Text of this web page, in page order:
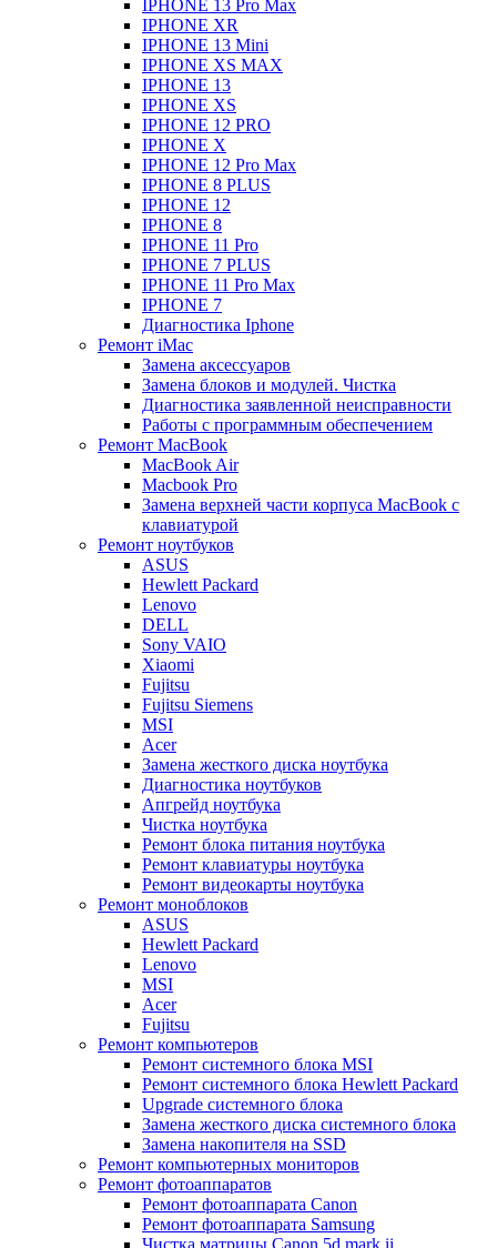
IPHONE 13 Pro Max
IPHONE XR
IPHONE 13 Mini
IPHONE XS MAX
IPHONE 13
IPHONE XS
IPHONE 12 PRO
IPHONE X
IPHONE 12 Pro Max
IPHONE 8 PLUS
IPHONE 12
IPHONE 8
IPHONE 11 Pro
IPHONE 7 PLUS
IPHONE 11 Pro Max
IPHONE 7
Диагностика Iphone
Ремонт iMac
Замена аксессуаров
Замена блоков и модулей. Чистка
Диагностика заявленной неисправности
Работы с программным обеспечением
Ремонт MacBook
MacBook Air
Macbook Pro
Замена верхней части корпуса MacBook с
клавиатурой
Ремонт ноутбуков
ASUS
Hewlett Packard
Lenovo
DELL
Sony VAIO
Xiaomi
Fujitsu
Fujitsu Siemens
MSI
Acer
Замена жесткого диска ноутбука
Диагностика ноутбуков
Апгрейд ноутбука
Чистка ноутбука
Ремонт блока питания ноутбука
Ремонт клавиатуры ноутбука
Ремонт видеокарты ноутбука
Ремонт моноблоков
ASUS
Hewlett Packard
Lenovo
MSI
Acer
Fujitsu
Ремонт компьютеров
Ремонт системного блока MSI
Ремонт системного блока Hewlett Packard
Upgrade системного блока
Замена жесткого диска системного блока
Замена накопителя на SSD
Ремонт компьютерных мониторов
Ремонт фотоаппаратов
Ремонт фотоаппарата Canon
Ремонт фотоаппарата Samsung
Чистка матрицы Canon 5d mark ii